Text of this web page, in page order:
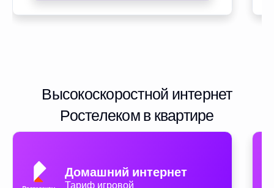
Высокоскоростной интернет
Ростелеком в квартире
Домашний интернет
Тариф игровой